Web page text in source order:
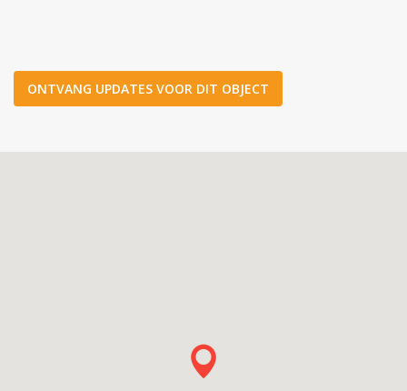
ONTVANG UPDATES VOOR DIT OBJECT